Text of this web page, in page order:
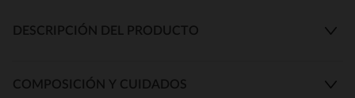
DESCRIPCIÓN DEL PRODUCTO
COMPOSICIÓN Y CUIDADOS